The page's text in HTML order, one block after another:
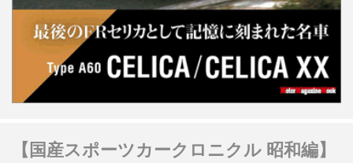
【国産スポーツカークロニクル 昭和編】